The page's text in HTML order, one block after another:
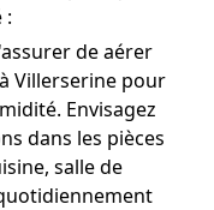
:
de aérer
Villerserine pour
Envisagez
dans les pièces
salle de